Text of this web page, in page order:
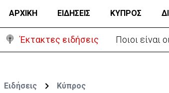
ΑΡΧΙΚΗ ΕΙΔΗΣΕΙΣ ΚΥΠΡΟΣ
Έκτακτες ειδήσεις Υψηλές οι
Ειδήσεις Κύπρος